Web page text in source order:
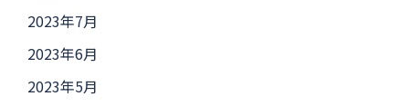
2023年7月
2023年6月
2023年5月